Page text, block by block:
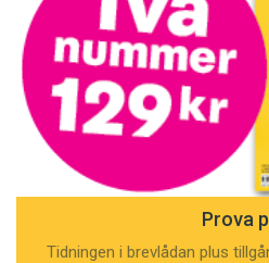
Prova
Tidningen i brevlådan plus